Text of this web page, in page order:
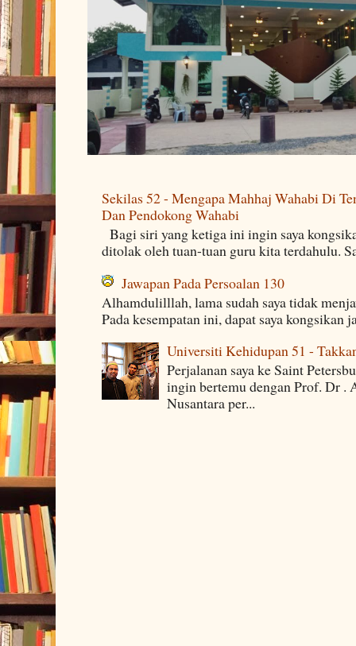
Sekilas 52 - Mengapa Mahhaj Wahabi Di
Dan Pendokong Wahabi
Bagi siri yang ketiga ini ingin saya
ditolak oleh tuan-tuan guru kita terdahulu.
Jawapan Pada Persoalan 130
Alhamdulilllah, lama sudah saya tidak
Pada kesempatan ini, dapat saya kongsikan
Universiti Kehidupan 51 -
Perjalanan saya ke Saint
ingin bertemu dengan Prof. Dr
Nusantara per...